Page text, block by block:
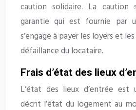
caution solidaire. La caution
garantie qui est fournie par
s’engage à payer les loyers et
défaillance du locataire.
Frais d’état des lieux
L’état des lieux d’entrée est
décrit l’état du logement au